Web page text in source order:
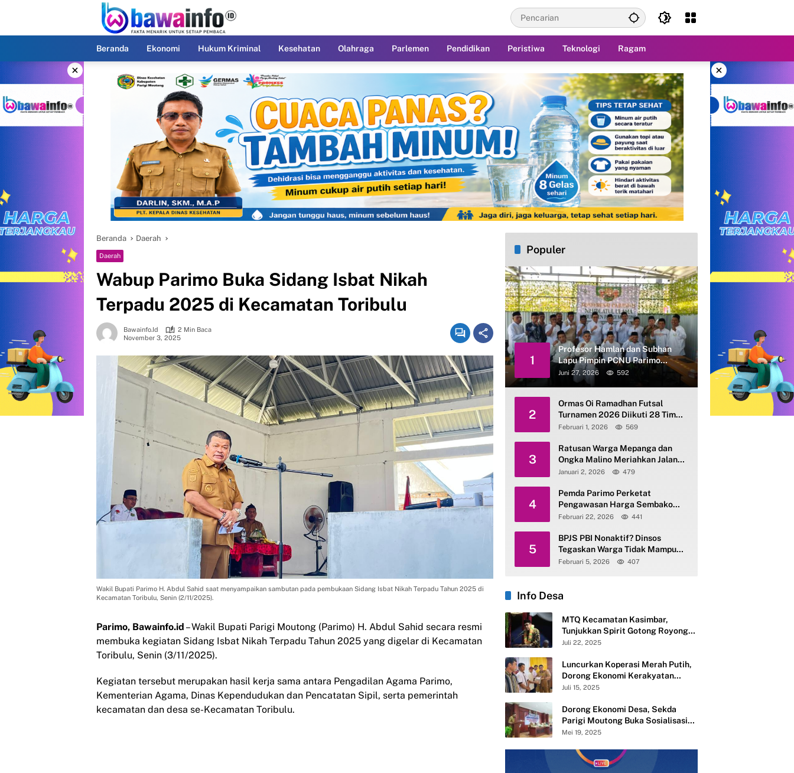
Beranda
Ekonomi Hukum Kriminal Kesehatan Olahraga Parlemen Pendidikan Peristiwa Teknologi Ragam
× ×
Beranda Daerah
Daerah
Wabup Parimo Buka Sidang Isbat Nikah
Terpadu 2025 di Kecamatan Toribulu
Bawainfo.id
2 Min Baca
November 3, 2025
Wakil Bupati Parimo H. Abdul Sahid saat menyampaikan sambutan pada pembukaan Sidang Isbat Nikah Terpadu Tahun 2025 di
Kecamatan Toribulu, Senin (2/11/2025).
Parimo, Bawainfo.id – Wakil Bupati Parigi Moutong (Parimo) H. Abdul Sahid secara resmi
membuka kegiatan Sidang Isbat Nikah Terpadu Tahun 2025 yang digelar di Kecamatan
Toribulu, Senin (3/11/2025).
Kegiatan tersebut merupakan hasil kerja sama antara Pengadilan Agama Parimo,
Kementerian Agama, Dinas Kependudukan dan Pencatatan Sipil, serta pemerintah
kecamatan dan desa se-Kecamatan Toribulu.
Populer
1
Profesor Hamlan dan Subhan
Lapu Pimpin PCNU Parimo
Periode 2026–2031
Juni 27, 2026 592
2
Ormas Oi Ramadhan Futsal
Turnamen 2026 Diikuti 28 Tim
se-Parimo
Februari 1, 2026 569
3
Ratusan Warga Mepanga dan
Ongka Malino Meriahkan Jalan
Santai Kerukunan HAB ke-80
Januari 2, 2026 479
4
Pemda Parimo Perketat
Pengawasan Harga Sembako
dan Gas Elpiji 3 Kg
Februari 22, 2026 441
5
BPJS PBI Nonaktif? Dinsos
Tegaskan Warga Tidak Mampu
Tetap Terlayani
Februari 5, 2026 407
Info Desa
MTQ Kecamatan Kasimbar,
Tunjukkan Spirit Gotong Royong
Semangat Membangun dari Desa
Juli 22, 2025
Luncurkan Koperasi Merah Putih,
Dorong Ekonomi Kerakyatan
Desa Mandiri
Juli 15, 2025
Dorong Ekonomi Desa, Sekda
Parigi Moutong Buka Sosialisasi
Pembentukan 283 Koperasi Merah
Mei 19, 2025